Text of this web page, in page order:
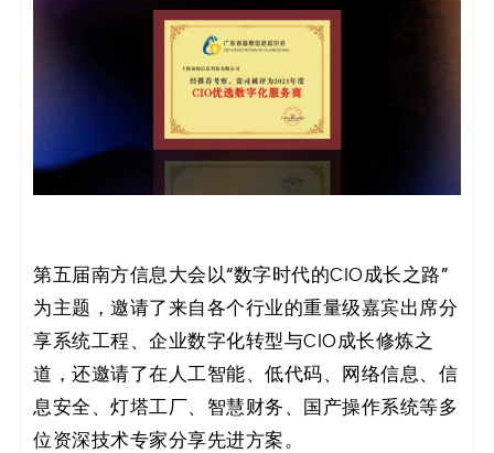
低
零
代
码
案
第五届南方信息大会以“数字时代的CIO成长之路”
为主题，邀请了来自各个行业的重量级嘉宾出席分
享系统工程、企业数字化转型与CIO成长修炼之
道，还邀请了在人工智能、低代码、网络信息、信
息安全、灯塔工厂、智慧财务、国产操作系统等多
位资深技术专家分享先进方案。